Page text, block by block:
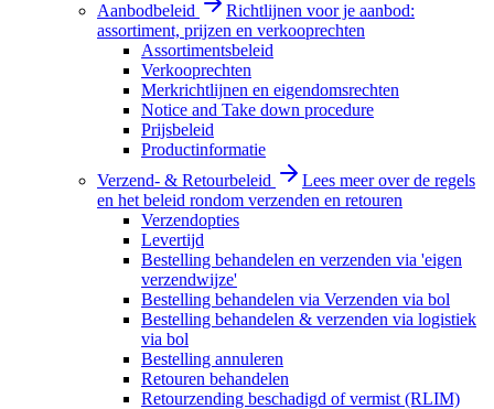
Aanbodbeleid
Richtlijnen voor je aanbod:
assortiment, prijzen en verkooprechten
Assortimentsbeleid
Verkooprechten
Merkrichtlijnen en eigendomsrechten
Notice and Take down procedure
Prijsbeleid
Productinformatie
Verzend- & Retourbeleid
Lees meer over de regels
en het beleid rondom verzenden en retouren
Verzendopties
Levertijd
Bestelling behandelen en verzenden via 'eigen
verzendwijze'
Bestelling behandelen via Verzenden via bol
Bestelling behandelen & verzenden via logistiek
via bol
Bestelling annuleren
Retouren behandelen
Retourzending beschadigd of vermist (RLIM)